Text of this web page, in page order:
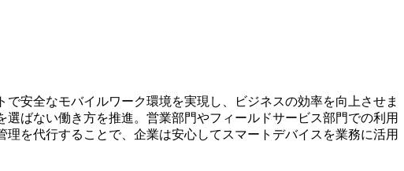
安全なモバイルワーク環境を実現し、ビジネスの効率を向上させま
ばない働き方を推進。営業部門やフィールドサービス部門での利用
を代行することで、企業は安心してスマートデバイスを業務に活用